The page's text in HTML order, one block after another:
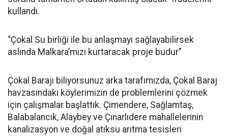
kullandı.
“Çokal Su birliği ile bu anlaşmayı sağlayabilirsek
aslında Malkara’mızı kurtaracak proje budur”
Çokal Barajı biliyorsunuz arka tarafımızda, Çokal Baraj
havzasındaki köylerimizin de problemlerini çözmek
için çalışmalar başlattık. Çimendere, Sağlamtaş,
Balabalancık, Alaybey ve Çınarlıdere mahallelerinin
kanalizasyon ve doğal atıksu arıtma tesisleri